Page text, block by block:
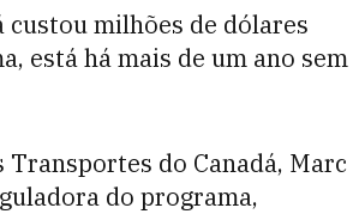
custou milhões de dólares
está há mais de um ano sem
do Canadá, Marc
do programa,